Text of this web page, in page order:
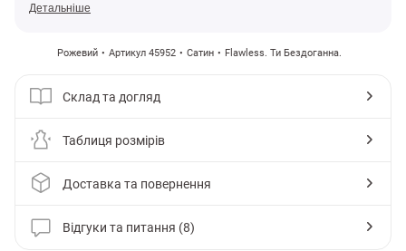
Детальніше
Рожевий Артикул 45952 Сатин Flawless. Ти Бездоганна.
Склад та догляд
Таблиця розмірів
Доставка та повернення
Відгуки та питання (8)